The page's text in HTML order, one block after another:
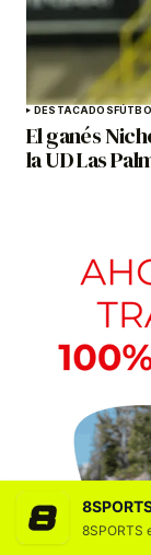
DESTACADOS
El ganés
la UD Las
8SPORTS